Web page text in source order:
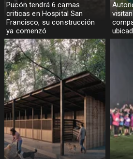
Pucón tendrá 6 camas
criticas en Hospital San
Francisco, su construcción
ya comenzó